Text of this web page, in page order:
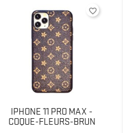
IPHONE 11 PRO MAX -
COQUE-FLEURS-BRUN
favorite_border